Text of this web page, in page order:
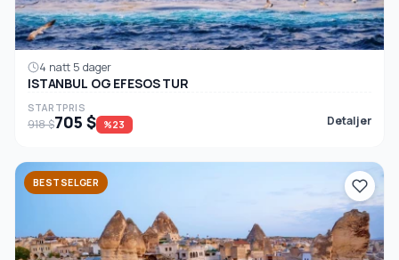
4 natt 5 dager
ISTANBUL OG EFESOS TUR
STARTPRIS
918 $705 $ %23 Detaljer
BESTSELGER